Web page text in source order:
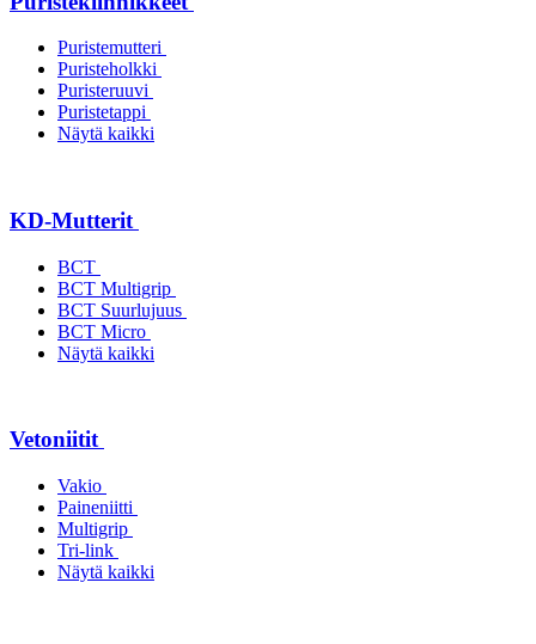
Puristemutteri
Puristeholkki
Puristeruuvi
Puristetappi
Näytä kaikki
KD-Mutterit
BCT
BCT Multigrip
BCT Suurlujuus
BCT Micro
Näytä kaikki
Vetoniitit
Vakio
Paineniitti
Multigrip
Tri-link
Näytä kaikki